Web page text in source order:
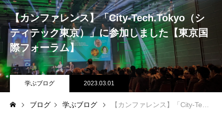
企業理念
代表挨拶
会社沿革
会社概要
東京オフィス
【カンファレンス】「City-Tech.Tokyo（シ
ティテック東京）」に参加しました【東京国
際フォーラム】
学ぶブログ 2023.03.01
ブログ 学ぶブログ 【カンファレンス】「City-Tech.Tokyo（シティテック東京）」に参加しました【東京国際フォーラム】